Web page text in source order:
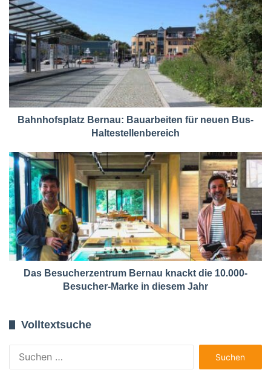
Bahnhofsplatz Bernau: Bauarbeiten für neuen Bus-
Haltestellenbereich
Das Besucherzentrum Bernau knackt die 10.000-
Besucher-Marke in diesem Jahr
Volltextsuche
nach: